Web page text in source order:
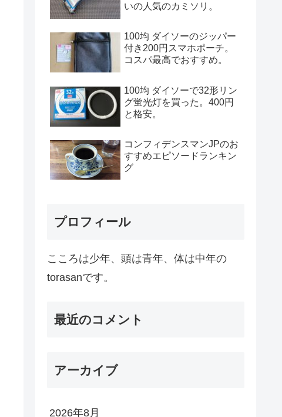
いの人気のカミソリ。
100均 ダイソーのジッパー
付き200円スマホポーチ。
コスパ最高でおすすめ。
100均 ダイソーで32形リン
グ蛍光灯を買った。400円
と格安。
コンフィデンスマンJPのお
すすめエピソードランキン
グ
プロフィール
こころは少年、頭は青年、体は中年の
torasanです。
最近のコメント
アーカイブ
2026年8月